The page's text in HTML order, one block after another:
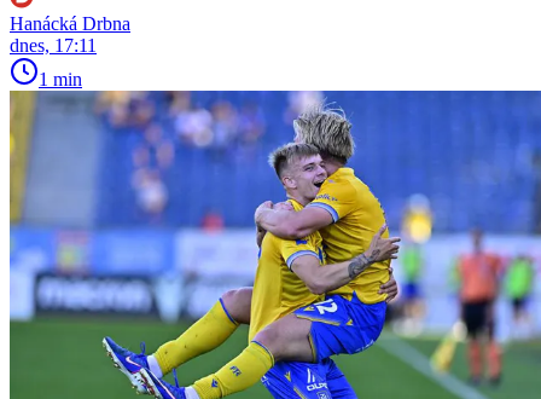
Hanácká Drbna
dnes, 17:11
1 min